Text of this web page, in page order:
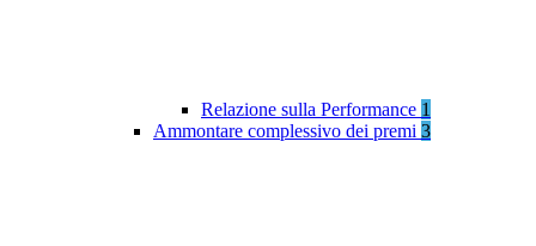
Relazione sulla Performance 1
Ammontare complessivo dei premi 3